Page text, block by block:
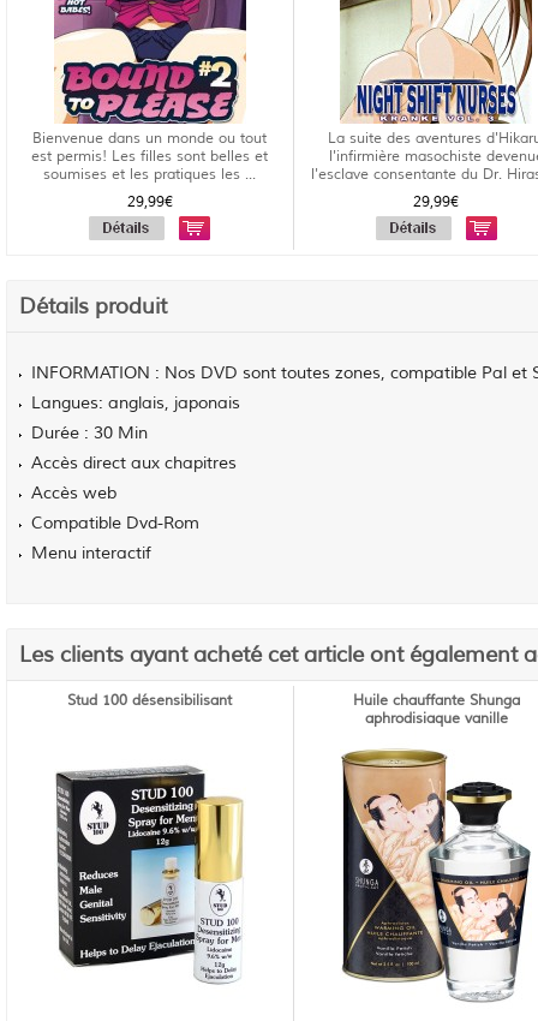
Bienvenue dans un monde ou tout
est permis! Les filles sont belles et
soumises et les pratiques les ...
29,99€
La suite des aventures
l'infirmière masochiste
l'esclave consentante du Dr.
29,99€
Détails produit
INFORMATION : Nos DVD sont toutes zones, compatible Pal et
Langues: anglais, japonais
Durée : 30 Min
Accès direct aux chapitres
Accès web
Compatible Dvd-Rom
Menu interactif
Les clients ayant acheté cet article ont également
Stud 100 désensibilisant
Huile chauffante Shunga
aphrodisiaque vanille